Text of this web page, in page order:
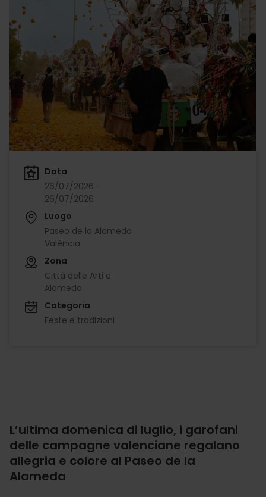
Data
26/07/2026 -
26/07/2026
Luogo
Paseo de la Alameda
València
Zona
Città delle Arti e
Alameda
Categoria
Feste e tradizioni
L’ultima domenica di luglio, i garofani
delle campagne valenciane regalano
allegria e colore al Paseo de la
Alameda